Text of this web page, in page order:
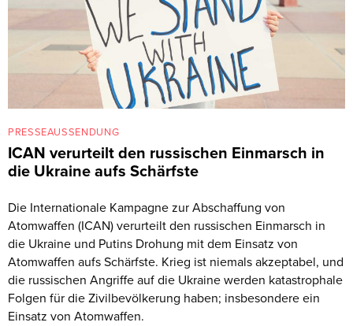
PRESSEAUSSENDUNG
ICAN verurteilt den russischen Einmarsch in
die Ukraine aufs Schärfste
Die Internationale Kampagne zur Abschaffung von
Atomwaffen (ICAN) verurteilt den russischen Einmarsch in
die Ukraine und Putins Drohung mit dem Einsatz von
Atomwaffen aufs Schärfste. Krieg ist niemals akzeptabel, und
die russischen Angriffe auf die Ukraine werden katastrophale
Folgen für die Zivilbevölkerung haben; insbesondere ein
Einsatz von Atomwaffen.